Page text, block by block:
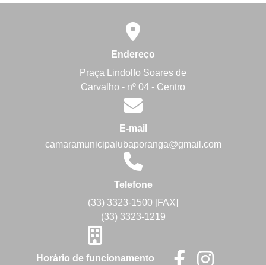
Endereço
Praça Lindolfo Soares de
Carvalho - nº 04 - Centro
E-mail
camaramunicipalubaporanga@gmail.com
Telefone
(33) 3323-1500 [FAX]
(33) 3323-1219
Horário de funcionamento